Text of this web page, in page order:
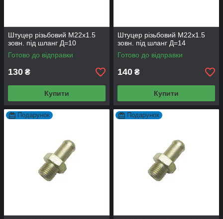
Штуцер різьбовий М22х1.5
зовн. під шланг Д=10
Готово до відправки
130 ₴
Купити
Штуцер різьбовий М22х1.5
зовн. під шланг Д=14
Готово до відправки
140 ₴
Купити
Подарунок Подарунок